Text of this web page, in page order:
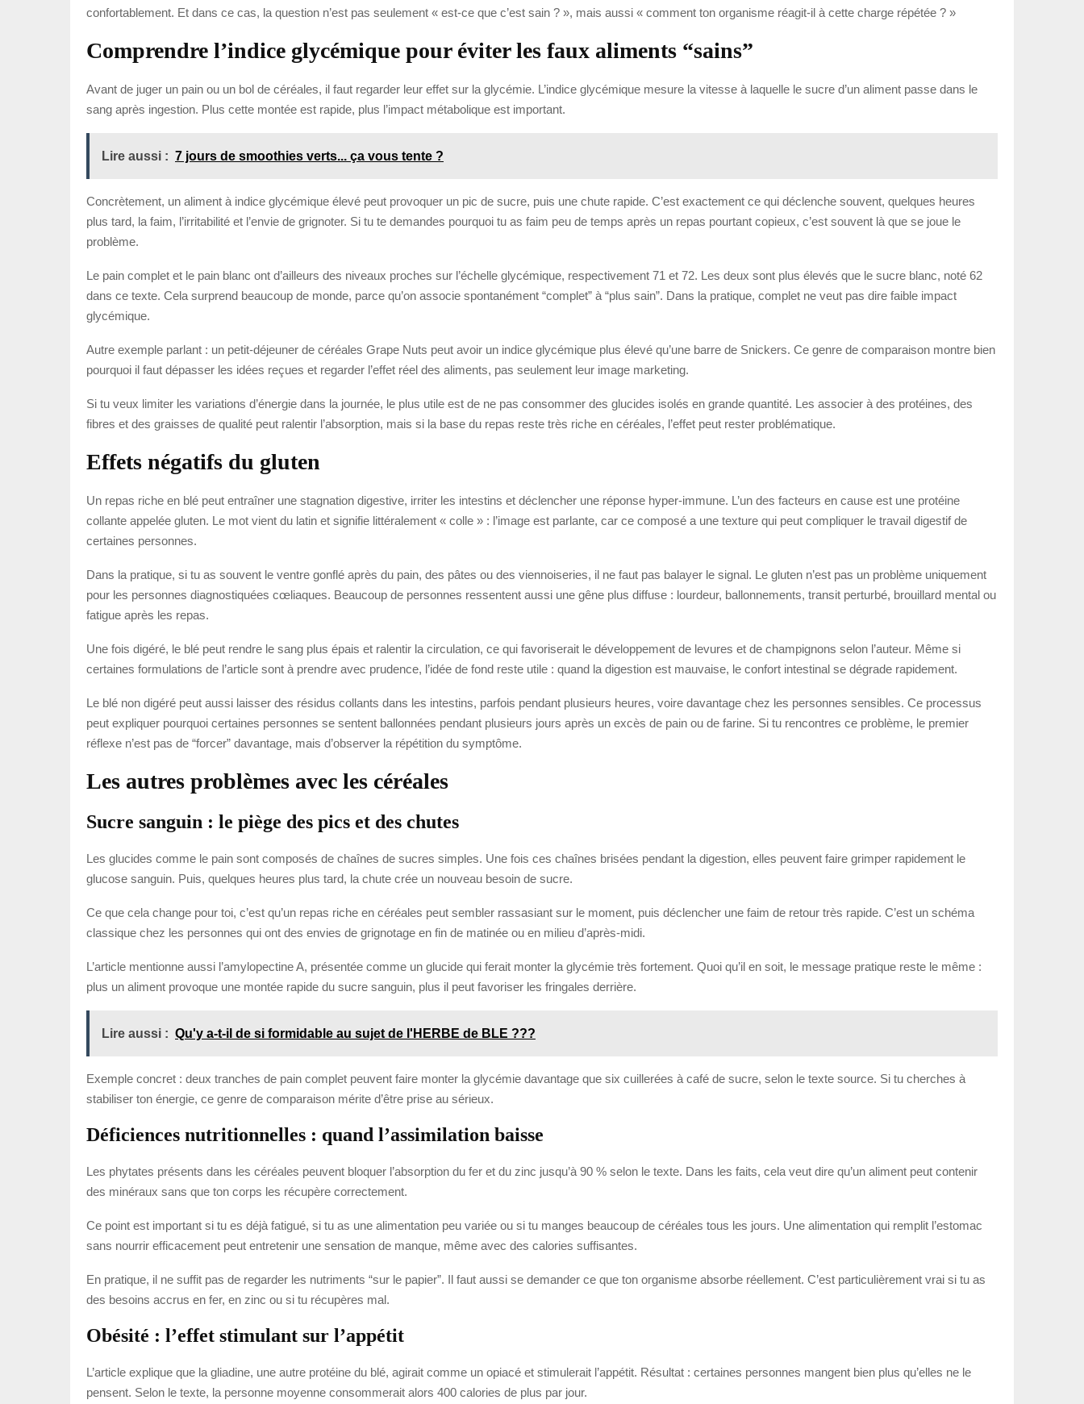
confortablement. Et dans ce cas, la question n’est pas seulement « est-ce que c’est sain ? », mais aussi « comment ton organisme réagit-il à cette charge répétée ? »
Comprendre l’indice glycémique pour éviter les faux aliments “sains”
Avant de juger un pain ou un bol de céréales, il faut regarder leur effet sur la glycémie. L’indice glycémique mesure la vitesse à laquelle le sucre d’un aliment passe dans le
sang après ingestion. Plus cette montée est rapide, plus l’impact métabolique est important.
Lire aussi : 7 jours de smoothies verts... ça vous tente ?
Concrètement, un aliment à indice glycémique élevé peut provoquer un pic de sucre, puis une chute rapide. C’est exactement ce qui déclenche souvent, quelques heures
plus tard, la faim, l’irritabilité et l’envie de grignoter. Si tu te demandes pourquoi tu as faim peu de temps après un repas pourtant copieux, c’est souvent là que se joue le
problème.
Le pain complet et le pain blanc ont d’ailleurs des niveaux proches sur l’échelle glycémique, respectivement 71 et 72. Les deux sont plus élevés que le sucre blanc, noté 62
dans ce texte. Cela surprend beaucoup de monde, parce qu’on associe spontanément “complet” à “plus sain”. Dans la pratique, complet ne veut pas dire faible impact
glycémique.
Autre exemple parlant : un petit-déjeuner de céréales Grape Nuts peut avoir un indice glycémique plus élevé qu’une barre de Snickers. Ce genre de comparaison montre bien
pourquoi il faut dépasser les idées reçues et regarder l’effet réel des aliments, pas seulement leur image marketing.
Si tu veux limiter les variations d’énergie dans la journée, le plus utile est de ne pas consommer des glucides isolés en grande quantité. Les associer à des protéines, des
fibres et des graisses de qualité peut ralentir l’absorption, mais si la base du repas reste très riche en céréales, l’effet peut rester problématique.
Effets négatifs du gluten
Un repas riche en blé peut entraîner une stagnation digestive, irriter les intestins et déclencher une réponse hyper-immune. L’un des facteurs en cause est une protéine
collante appelée gluten. Le mot vient du latin et signifie littéralement « colle » : l’image est parlante, car ce composé a une texture qui peut compliquer le travail digestif de
certaines personnes.
Dans la pratique, si tu as souvent le ventre gonflé après du pain, des pâtes ou des viennoiseries, il ne faut pas balayer le signal. Le gluten n’est pas un problème uniquement
pour les personnes diagnostiquées cœliaques. Beaucoup de personnes ressentent aussi une gêne plus diffuse : lourdeur, ballonnements, transit perturbé, brouillard mental ou
fatigue après les repas.
Une fois digéré, le blé peut rendre le sang plus épais et ralentir la circulation, ce qui favoriserait le développement de levures et de champignons selon l’auteur. Même si
certaines formulations de l’article sont à prendre avec prudence, l’idée de fond reste utile : quand la digestion est mauvaise, le confort intestinal se dégrade rapidement.
Le blé non digéré peut aussi laisser des résidus collants dans les intestins, parfois pendant plusieurs heures, voire davantage chez les personnes sensibles. Ce processus
peut expliquer pourquoi certaines personnes se sentent ballonnées pendant plusieurs jours après un excès de pain ou de farine. Si tu rencontres ce problème, le premier
réflexe n’est pas de “forcer” davantage, mais d’observer la répétition du symptôme.
Les autres problèmes avec les céréales
Sucre sanguin : le piège des pics et des chutes
Les glucides comme le pain sont composés de chaînes de sucres simples. Une fois ces chaînes brisées pendant la digestion, elles peuvent faire grimper rapidement le
glucose sanguin. Puis, quelques heures plus tard, la chute crée un nouveau besoin de sucre.
Ce que cela change pour toi, c’est qu’un repas riche en céréales peut sembler rassasiant sur le moment, puis déclencher une faim de retour très rapide. C’est un schéma
classique chez les personnes qui ont des envies de grignotage en fin de matinée ou en milieu d’après-midi.
L’article mentionne aussi l’amylopectine A, présentée comme un glucide qui ferait monter la glycémie très fortement. Quoi qu’il en soit, le message pratique reste le même :
plus un aliment provoque une montée rapide du sucre sanguin, plus il peut favoriser les fringales derrière.
Lire aussi : Qu'y a-t-il de si formidable au sujet de l'HERBE de BLE ???
Exemple concret : deux tranches de pain complet peuvent faire monter la glycémie davantage que six cuillerées à café de sucre, selon le texte source. Si tu cherches à
stabiliser ton énergie, ce genre de comparaison mérite d’être prise au sérieux.
Déficiences nutritionnelles : quand l’assimilation baisse
Les phytates présents dans les céréales peuvent bloquer l’absorption du fer et du zinc jusqu’à 90 % selon le texte. Dans les faits, cela veut dire qu’un aliment peut contenir
des minéraux sans que ton corps les récupère correctement.
Ce point est important si tu es déjà fatigué, si tu as une alimentation peu variée ou si tu manges beaucoup de céréales tous les jours. Une alimentation qui remplit l’estomac
sans nourrir efficacement peut entretenir une sensation de manque, même avec des calories suffisantes.
En pratique, il ne suffit pas de regarder les nutriments “sur le papier”. Il faut aussi se demander ce que ton organisme absorbe réellement. C’est particulièrement vrai si tu as
des besoins accrus en fer, en zinc ou si tu récupères mal.
Obésité : l’effet stimulant sur l’appétit
L’article explique que la gliadine, une autre protéine du blé, agirait comme un opiacé et stimulerait l’appétit. Résultat : certaines personnes mangent bien plus qu’elles ne le
pensent. Selon le texte, la personne moyenne consommerait alors 400 calories de plus par jour.